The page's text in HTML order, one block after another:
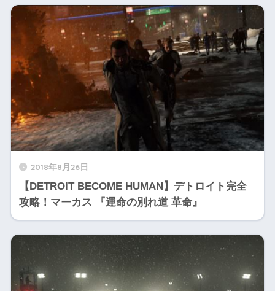
2018年8月26日
【DETROIT BECOME HUMAN】デトロイト完全
攻略！マーカス 『運命の別れ道 革命』